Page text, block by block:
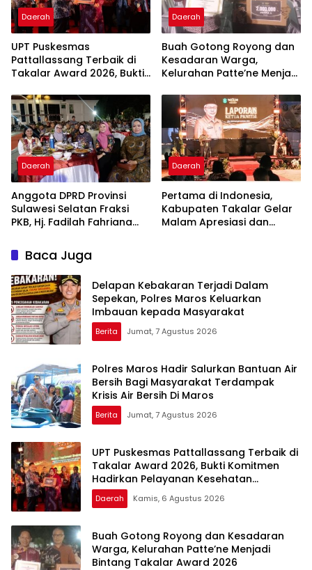
Daerah
UPT Puskesmas
Pattallassang Terbaik di
Takalar Award 2026, Bukti
Pelayanan Kesehatan
Berkualitas
Daerah
Buah Gotong Royong dan
Kesadaran Warga,
Kelurahan Patte’ne Menjadi
2026
Daerah
Anggota DPRD Provinsi
Sulawesi Selatan Fraksi
PKB, Hj. Fadilah Fahriana
Takalar Menyalakan
Lentera Pengabdian
Melalui Malam Apresiasi
dan Inovasi Award 2026
Daerah
Pertama di Indonesia,
Kabupaten Takalar Gelar
Malam Apresiasi dan
Baca Juga
Delapan Kebakaran Terjadi Dalam
Sepekan, Polres Maros Keluarkan
Imbauan kepada Masyarakat
Berita Jumat, 7 Agustus 2026
Polres Maros Hadir Salurkan Bantuan Air
Bersih Bagi Masyarakat Terdampak
Krisis Air Bersih Di Maros
Berita Jumat, 7 Agustus 2026
UPT Puskesmas Pattallassang Terbaik di
Takalar Award 2026, Bukti Komitmen
Hadirkan Pelayanan Kesehatan
Berkualitas
Daerah Kamis, 6 Agustus 2026
Buah Gotong Royong dan Kesadaran
Warga, Kelurahan Patte’ne Menjadi
Bintang Takalar Award 2026